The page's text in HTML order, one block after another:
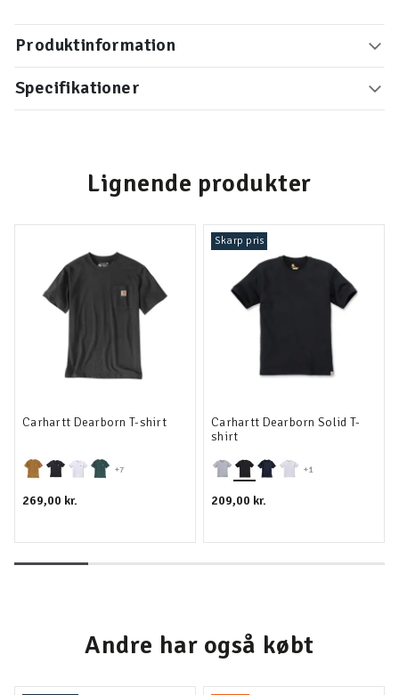
Produktinformation
Specifikationer
Lignende produkter
+7
Carhartt Dearborn T-shirt
269,00 kr.
Skarp pris
+1
Carhartt Dearborn Solid T-
shirt
209,00 kr.
Andre har også købt